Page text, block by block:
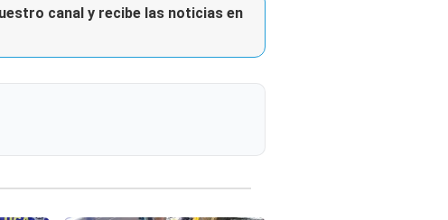
canal y recibe las noticias en